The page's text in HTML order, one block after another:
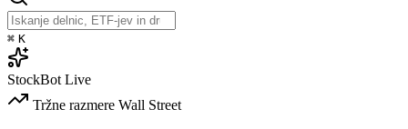
⌘ K
StockBot Live
Tržne razmere Wall Street